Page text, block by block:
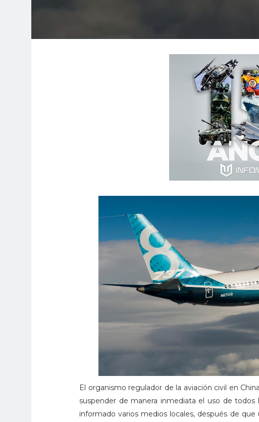
El organismo regulador de la aviación civil en
suspender de manera inmediata el uso de
informado varios medios locales, después de